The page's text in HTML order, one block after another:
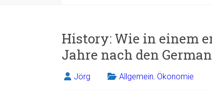
History: Wie in einem
Jahre nach den
Jörg Allgemein, Ökonomie